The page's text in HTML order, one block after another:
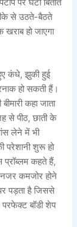
पर घंटों बिताते
से उठते-बैठते
हो जाएगा
कंधे, झुकी हुई
हो सकती हैं।
कहा जाता
से पीठ, छाती के
लेने में भी
परेशानी शुरू हो
प्रॉब्लम कहते हैं,
कमजोर होने
पड़ता है जिससे
बॉडी शेप